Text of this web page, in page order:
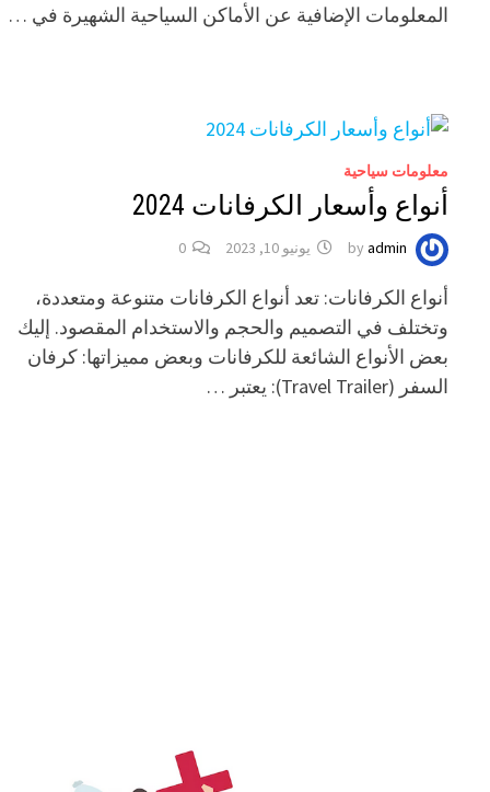
المعلومات الإضافية عن الأماكن السياحية الشهيرة في …
معلومات سياحية
أنواع وأسعار الكرفانات 2024
by admin يونيو 10, 2023 0
أنواع الكرفانات: تعد أنواع الكرفانات متنوعة ومتعددة،
وتختلف في التصميم والحجم والاستخدام المقصود. إليك
بعض الأنواع الشائعة للكرفانات وبعض مميزاتها: كرفان
السفر (Travel Trailer): يعتبر …